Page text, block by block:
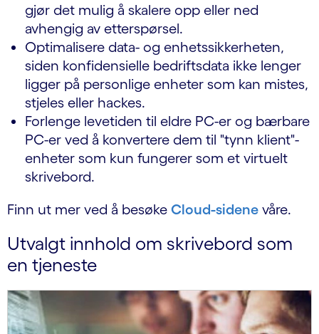
gjør det mulig å skalere opp eller ned
avhengig av etterspørsel.
Optimalisere data- og enhetssikkerheten,
siden konfidensielle bedriftsdata ikke lenger
ligger på personlige enheter som kan mistes,
stjeles eller hackes.
Forlenge levetiden til eldre PC-er og bærbare
PC-er ved å konvertere dem til "tynn klient"-
enheter som kun fungerer som et virtuelt
skrivebord.
Finn ut mer ved å besøke Cloud-sidene våre.
Utvalgt innhold om skrivebord som
en tjeneste